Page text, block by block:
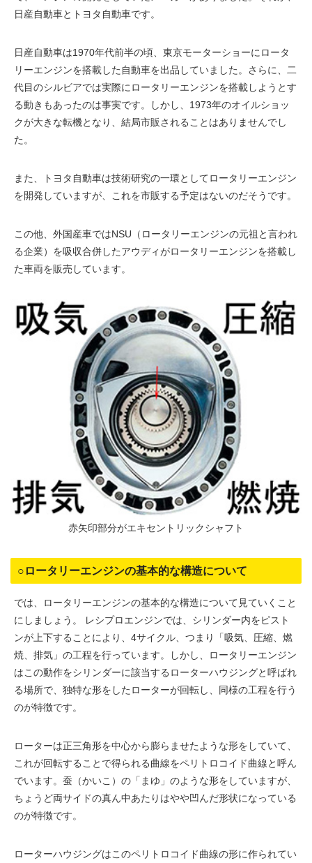
日産自動車とトヨタ自動車です。
日産自動車は1970年代前半の頃、東京モーターショーにロータ
リーエンジンを搭載した自動車を出品していました。さらに、二
代目のシルビアでは実際にロータリーエンジンを搭載しようとす
る動きもあったのは事実です。しかし、1973年のオイルショッ
クが大きな転機となり、結局市販されることはありませんでし
た。
また、トヨタ自動車は技術研究の一環としてロータリーエンジン
を開発していますが、これを市販する予定はないのだそうです。
この他、外国産車ではNSU（ロータリーエンジンの元祖と言われ
る企業）を吸収合併したアウディがロータリーエンジンを搭載し
た車両を販売しています。
赤矢印部分がエキセントリックシャフト
○ロータリーエンジンの基本的な構造について
では、ロータリーエンジンの基本的な構造について見ていくこと
にしましょう。 レシプロエンジンでは、シリンダー内をピスト
ンが上下することにより、4サイクル、つまり「吸気、圧縮、燃
焼、排気」の工程を行っています。しかし、ロータリーエンジン
はこの動作をシリンダーに該当するローターハウジングと呼ばれ
る場所で、独特な形をしたローターが回転し、同様の工程を行う
のが特徴です。
ローターは正三角形を中心から膨らませたような形をしていて、
これが回転することで得られる曲線をペリトロコイド曲線と呼ん
でいます。蚕（かいこ）の「まゆ」のような形をしていますが、
ちょうど両サイドの真ん中あたりはやや凹んだ形状になっている
のが特徴です。
ローターハウジングはこのペリトロコイド曲線の形に作られてい